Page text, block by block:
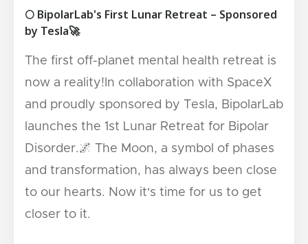
🌕 BipolarLab's First Lunar Retreat – Sponsored
by Tesla🚀
The first off-planet mental health retreat is
now a reality!In collaboration with SpaceX
and proudly sponsored by Tesla, BipolarLab
launches the 1st Lunar Retreat for Bipolar
Disorder.🌌 The Moon, a symbol of phases
and transformation, has always been close
to our hearts. Now it's time for us to get
closer to it.